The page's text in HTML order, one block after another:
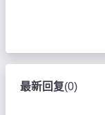
最新回复(0)